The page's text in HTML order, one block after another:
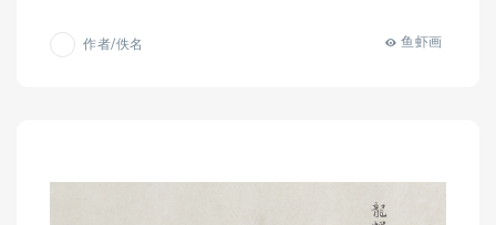
作者/佚名 鱼虾画